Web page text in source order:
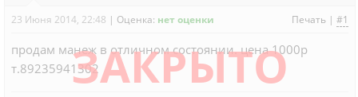
Печать | #1
23 Июня 2014, 22:48 | Оценка: нет оценки
ЗАКРЫТО
продам манеж в отличном состоянии. цена 1000р
т.89235941302